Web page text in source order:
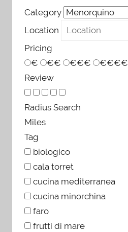
Category
Location
Pricing
€
€€ €€€
€€€€
Review
Radius Search
Miles
Tag
biologico
cala torret
cucina mediterranea
cucina minorchina
faro
frutti di mare